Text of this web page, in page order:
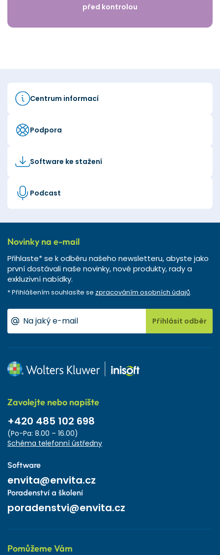
před kontrolou
Centrum informací
Podpora
Software ke stažení
Podcast
Novinky na e-mail
Přihlaste* se k odběru našeho newsletteru, abyste jako
první dostávali naše novinky, nové produkty, rady a
exkluzivní nabídky.
* Přihlášením souhlasíte se zpracováním osobních údajů.
Přihlásit odběr
Zavolejte nebo napište
+420 485 102 698
(Po-Pa: 8.00 – 16.00)
Schéma telefonní ústředny
Software
envita@envita.cz
Poradenství a školení
poradenstvi@envita.cz
Pomůžeme Vám